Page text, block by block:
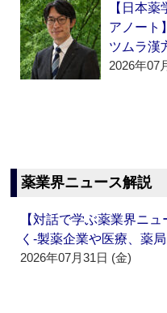
【日本
アノート
ツムラ漢
2026年07
薬業界ニュース解説
【対話で学ぶ薬業界ニ
く‐製薬企業や医療、薬
2026年07月31日 (金)